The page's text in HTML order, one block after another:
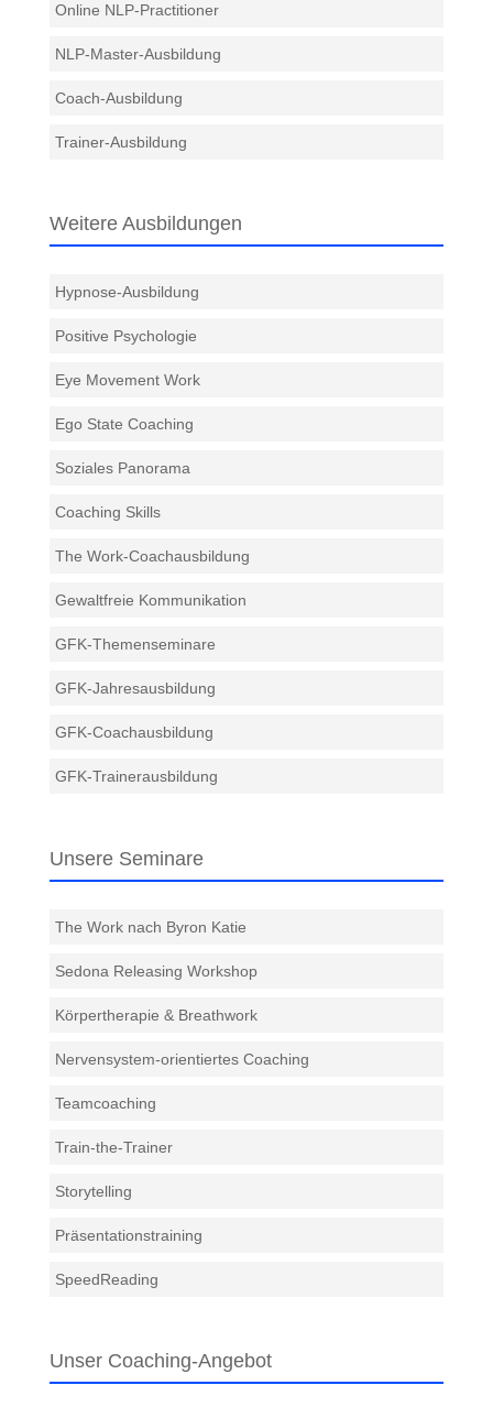
Online NLP-Practitioner
NLP-Master-Ausbildung
Coach-Ausbildung
Trainer-Ausbildung
Weitere Ausbildungen
Hypnose-Ausbildung
Positive Psychologie
Eye Movement Work
Ego State Coaching
Soziales Panorama
Coaching Skills
The Work-Coachausbildung
Gewaltfreie Kommunikation
GFK-Themenseminare
GFK-Jahresausbildung
GFK-Coachausbildung
GFK-Trainerausbildung
Unsere Seminare
The Work nach Byron Katie
Sedona Releasing Workshop
Körpertherapie & Breathwork
Nervensystem-orientiertes Coaching
Teamcoaching
Train-the-Trainer
Storytelling
Präsentationstraining
SpeedReading
Unser Coaching-Angebot